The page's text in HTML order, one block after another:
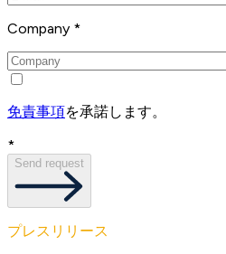
Company *
免責事項を承諾します。
*
Send request
プレスリリース